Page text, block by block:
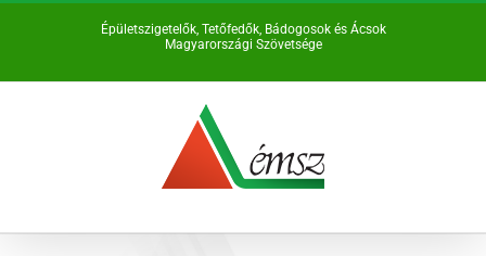
Épületszigetelők, Tetőfedők, Bádogosok és Ácsok
Magyarországi Szövetsége